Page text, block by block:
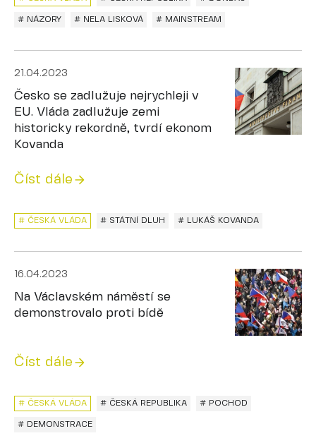
# NÁZORY # NELA LISKOVÁ # MAINSTREAM
21.04.2023
Česko se zadlužuje nejrychleji v
EU. Vláda zadlužuje zemi
historicky rekordně, tvrdí ekonom
Kovanda
Číst dále
# ČESKÁ VLÁDA # STÁTNÍ DLUH # LUKÁŠ KOVANDA
16.04.2023
Na Václavském náměstí se
demonstrovalo proti bídě
Číst dále
# ČESKÁ VLÁDA # ČESKÁ REPUBLIKA # POCHOD
# DEMONSTRACE